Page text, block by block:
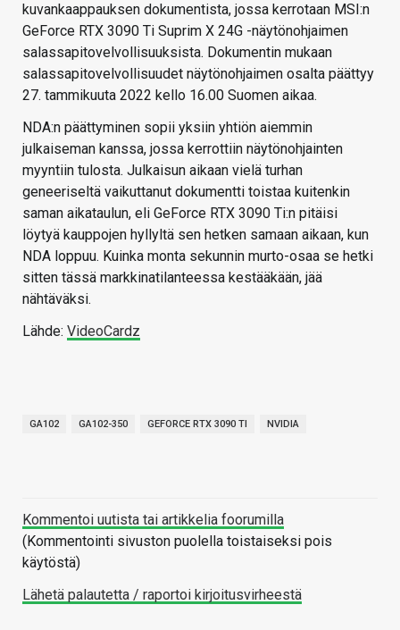
kuvankaappauksen dokumentista, jossa kerrotaan MSI:n
GeForce RTX 3090 Ti Suprim X 24G -näytönohjaimen
salassapitovelvollisuuksista. Dokumentin mukaan
salassapitovelvollisuudet näytönohjaimen osalta päättyy
27. tammikuuta 2022 kello 16.00 Suomen aikaa.
NDA:n päättyminen sopii yksiin yhtiön aiemmin
julkaiseman kanssa, jossa kerrottiin näytönohjainten
myyntiin tulosta. Julkaisun aikaan vielä turhan
geneeriseltä vaikuttanut dokumentti toistaa kuitenkin
saman aikataulun, eli GeForce RTX 3090 Ti:n pitäisi
löytyä kauppojen hyllyltä sen hetken samaan aikaan, kun
NDA loppuu. Kuinka monta sekunnin murto-osaa se hetki
sitten tässä markkinatilanteessa kestääkään, jää
nähtäväksi.
Lähde: VideoCardz
GA102 GA102-350 GEFORCE RTX 3090 TI NVIDIA
Kommentoi uutista tai artikkelia foorumilla
(Kommentointi sivuston puolella toistaiseksi pois
käytöstä)
Lähetä palautetta / raportoi kirjoitusvirheestä